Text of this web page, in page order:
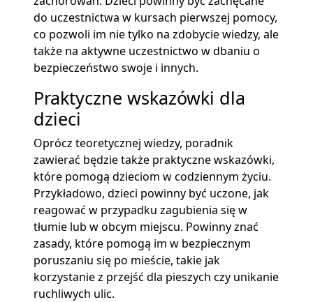
do uczestnictwa w kursach pierwszej pomocy,
co pozwoli im nie tylko na zdobycie wiedzy, ale
także na aktywne uczestnictwo w dbaniu o
bezpieczeństwo swoje i innych.
Praktyczne wskazówki dla
dzieci
Oprócz teoretycznej wiedzy, poradnik
zawierać będzie także praktyczne wskazówki,
które pomogą dzieciom w codziennym życiu.
Przykładowo, dzieci powinny być uczone, jak
reagować w przypadku zagubienia się w
tłumie lub w obcym miejscu. Powinny znać
zasady, które pomogą im w bezpiecznym
poruszaniu się po mieście, takie jak
korzystanie z przejść dla pieszych czy unikanie
ruchliwych ulic.